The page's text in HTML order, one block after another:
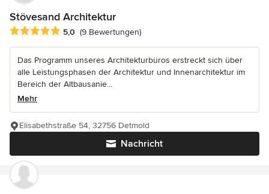
Stövesand Architektur
Durchschnittliche Bewertung: 5 von 5 Sternen
5,0 (9 Bewertungen)
Das Programm unseres Architekturbüros erstreckt sich über
alle Leistungsphasen der Architektur und Innenarchitektur im
Bereich der Altbausanie...
Mehr
Nachricht
Elisabethstraße 54, 32756 Detmold